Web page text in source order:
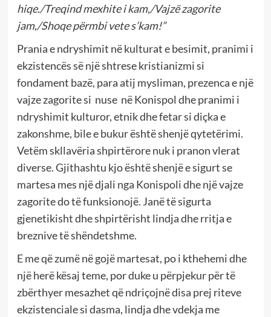
hiqe./Treqind mexhite i kam,/Vajzë zagorite
jam,/Shoqe përmbi vete s’kam!”
Prania e ndryshimit në kulturat e besimit, pranimi i
ekzistencës së një shtrese kristianizmi si
fondament bazë, para atij mysliman, prezenca e një
vajze zagorite si nuse në Konispol dhe pranimi i
ndryshimit kulturor, etnik dhe fetar si diçka e
zakonshme, bile e bukur është shenjë qytetërimi.
Vetëm skllavëria shpirtërore nuk i pranon vlerat
diverse. Gjithashtu kjo është shenjë e sigurt se
martesa mes një djali nga Konispoli dhe një vajze
zagorite do të funksionojë. Janë të sigurta
gjenetikisht dhe shpirtërisht lindja dhe rritja e
breznive të shëndetshme.
E me që zumë në gojë martesat, po i kthehemi dhe
një herë kësaj teme, por duke u përpjekur për të
zbërthyer mesazhet që ndriçojnë disa prej riteve
ekzistenciale si dasma, lindja dhe vdekja me